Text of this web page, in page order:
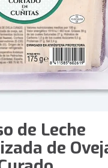
de Leche
de